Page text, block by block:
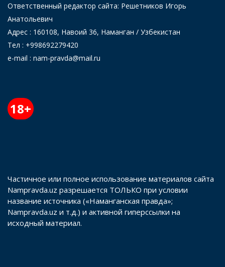
Ответственный редактор сайта: Решетников Игорь
Анатольевич
Адрес : 160108, Навоий 36, Наманган / Узбекистан
Тел : +998692279420
e-mail : nam-pravda@mail.ru
18+
Частичное или полное использование материалов сайта
Nampravda.uz разрешается ТОЛЬКО при условии
название источника («Наманганская правда»;
Nampravda.uz и т.д.) и активной гиперссылки на
исходный материал.